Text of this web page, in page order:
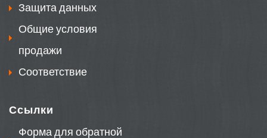
Защита данных
Общие условия
продажи
Соответствие
Ссылки
Форма для обратной